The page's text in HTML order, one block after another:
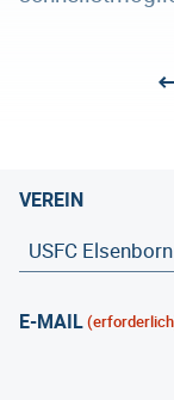
VEREIN
E-MAIL